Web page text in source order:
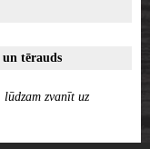
tērauds
zvanīt uz